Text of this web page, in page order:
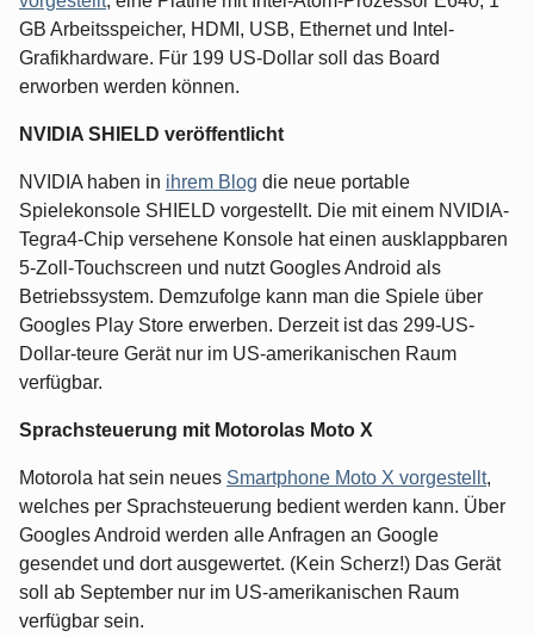
GB Arbeitsspeicher, HDMI, USB, Ethernet und Intel-
Grafikhardware. Für 199 US-Dollar soll das Board
erworben werden können.
NVIDIA SHIELD veröffentlicht
NVIDIA haben in ihrem Blog die neue portable
Spielekonsole SHIELD vorgestellt. Die mit einem NVIDIA-
Tegra4-Chip versehene Konsole hat einen ausklappbaren
5-Zoll-Touchscreen und nutzt Googles Android als
Betriebssystem. Demzufolge kann man die Spiele über
Googles Play Store erwerben. Derzeit ist das 299-US-
Dollar-teure Gerät nur im US-amerikanischen Raum
verfügbar.
Sprachsteuerung mit Motorolas Moto X
Motorola hat sein neues Smartphone Moto X vorgestellt,
welches per Sprachsteuerung bedient werden kann. Über
Googles Android werden alle Anfragen an Google
gesendet und dort ausgewertet. (Kein Scherz!) Das Gerät
soll ab September nur im US-amerikanischen Raum
verfügbar sein.